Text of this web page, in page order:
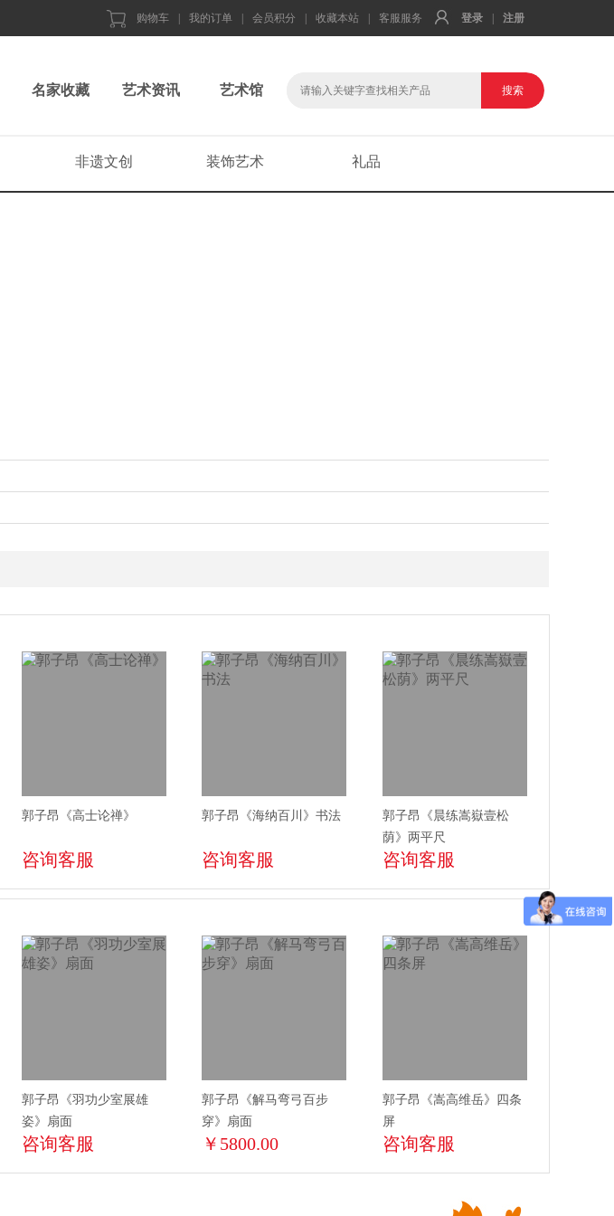
购物车 我的订单 会员积分 收藏本站 客服服务 登录 注册
名家收藏 艺术资讯 艺术馆
非遗文创 装饰艺术 礼品
郭子昂《高士论禅》
咨询客服
郭子昂《海纳百川》书法
咨询客服
郭子昂《晨练嵩嶽壹松
荫》两平尺
咨询客服
郭子昂《羽功少室展雄
姿》扇面
咨询客服
郭子昂《解马弯弓百步
穿》扇面
￥5800.00
郭子昂《嵩高维岳》四条
屏
咨询客服